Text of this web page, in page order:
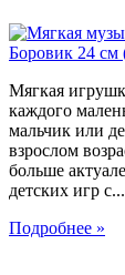
Мягкая
каждого
мальчик или
взрослом
больше
детских игр с...
Подробнее »